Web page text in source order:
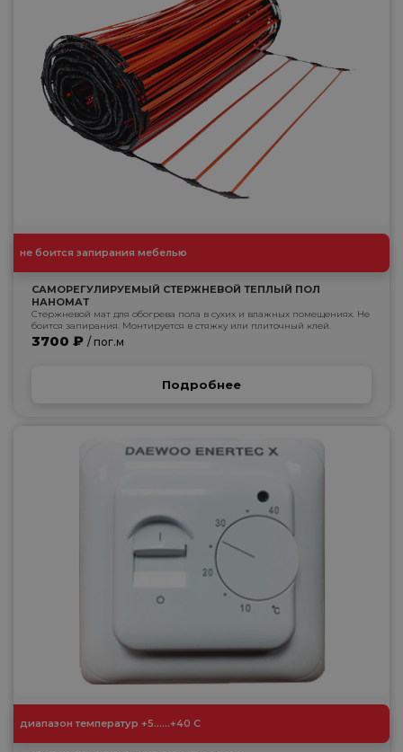
не боится запирания мебелью
САМОРЕГУЛИРУЕМЫЙ СТЕРЖНЕВОЙ ТЕПЛЫЙ ПОЛ
НАНОМАТ
Стержневой мат для обогрева пола в сухих и влажных помещениях. Не
боится запирания. Монтируется в стяжку или плиточный клей.
3700 ₽ / пог.м
Подробнее
диапазон температур +5......+40 С